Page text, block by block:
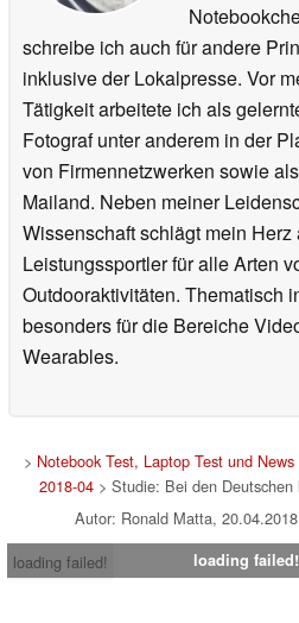
schreibe ich auch für andere
inklusive der Lokalpresse. Vor
Tätigkeit arbeitete ich als
Fotograf unter anderem in der
von Firmennetzwerken sowie
Mailand. Neben meiner
Wissenschaft schlägt mein
Leistungssportler für alle Arten
Outdooraktivitäten. Thematisch
besonders für die Bereiche
Wearables.
> Notebook Test, Laptop Test und News
2018-04> Studie: Bei den Deutschen
Autor: Ronald Matta,
loading failed!
loading failed!